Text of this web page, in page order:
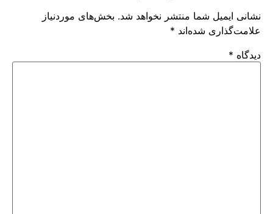
نشانی ایمیل شما منتشر نخواهد شد. بخش‌های موردنیاز
علامت‌گذاری شده‌اند *
دیدگاه *